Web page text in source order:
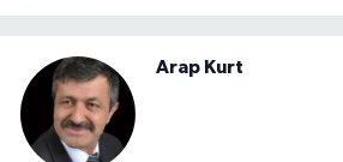
Arap Kurt